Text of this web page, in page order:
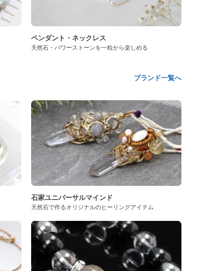
ペンダント・ネックレス
天然石・パワーストーンを一粒から楽しめる
ブランド一覧へ
石家ユニバーサルマインド
天然石で作るオリジナルのヒーリングアイテム